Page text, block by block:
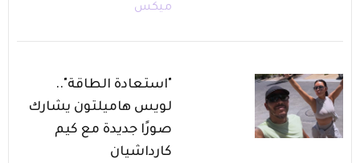
ميكس
"استعادة الطاقة"..
لويس هاميلتون يشارك
صورًا جديدة مع كيم
كارداشيان